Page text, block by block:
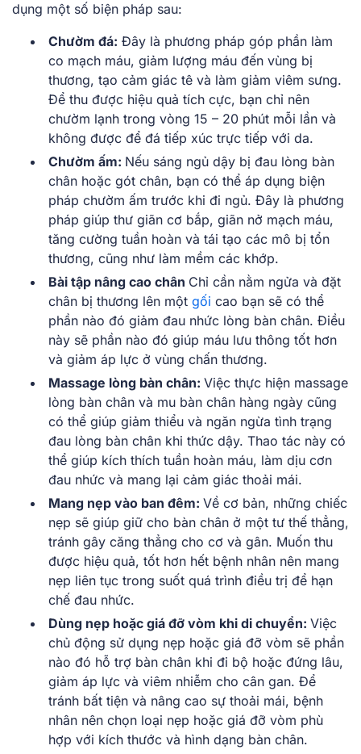
dụng một số biện pháp sau:
Chườm đá: Đây là phương pháp góp phần làm
co mạch máu, giảm lượng máu đến vùng bị
thương, tạo cảm giác tê và làm giảm viêm sưng.
Để thu được hiệu quả tích cực, bạn chỉ nên
chườm lạnh trong vòng 15 – 20 phút mỗi lần và
không được để đá tiếp xúc trực tiếp với da.
Chườm ấm: Nếu sáng ngủ dậy bị đau lòng bàn
chân hoặc gót chân, bạn có thể áp dụng biện
pháp chườm ấm trước khi đi ngủ. Đây là phương
pháp giúp thư giãn cơ bắp, giãn nở mạch máu,
tăng cường tuần hoàn và tái tạo các mô bị tổn
thương, cũng như làm mềm các khớp.
Bài tập nâng cao chân Chỉ cần nằm ngửa và đặt
chân bị thương lên một gối cao bạn sẽ có thể
phần nào đó giảm đau nhức lòng bàn chân. Điều
này sẽ phần nào đó giúp máu lưu thông tốt hơn
và giảm áp lực ở vùng chấn thương.
Massage lòng bàn chân: Việc thực hiện massage
lòng bàn chân và mu bàn chân hàng ngày cũng
có thể giúp giảm thiểu và ngăn ngừa tình trạng
đau lòng bàn chân khi thức dậy. Thao tác này có
thể giúp kích thích tuần hoàn máu, làm dịu cơn
đau nhức và mang lại cảm giác thoải mái.
Mang nẹp vào ban đêm: Về cơ bản, những chiếc
nẹp sẽ giúp giữ cho bàn chân ở một tư thế thẳng,
tránh gây căng thẳng cho cơ và gân. Muốn thu
được hiệu quả, tốt hơn hết bệnh nhân nên mang
nẹp liên tục trong suốt quá trình điều trị để hạn
chế đau nhức.
Dùng nẹp hoặc giá đỡ vòm khi di chuyển: Việc
chủ động sử dụng nẹp hoặc giá đỡ vòm sẽ phần
nào đó hỗ trợ bàn chân khi đi bộ hoặc đứng lâu,
giảm áp lực và viêm nhiễm cho cân gan. Để
tránh bất tiện và nâng cao sự thoải mái, bệnh
nhân nên chọn loại nẹp hoặc giá đỡ vòm phù
hợp với kích thước và hình dạng bàn chân.